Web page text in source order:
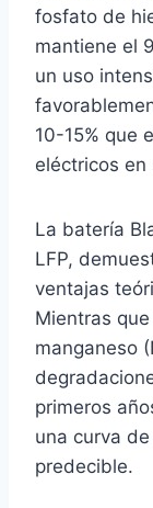
fosfato de
mantiene el
un uso
10-15% que
eléctricos
La batería
LFP,
ventajas
Mientras
manganeso
primeros
una curva
predecible.